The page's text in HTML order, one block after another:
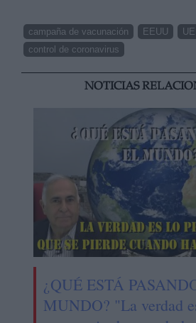
campaña de vacunación EEUU UE
control de coronavirus
NOTICIAS
¿QUÉ ESTÁ
MUNDO? "La verdad